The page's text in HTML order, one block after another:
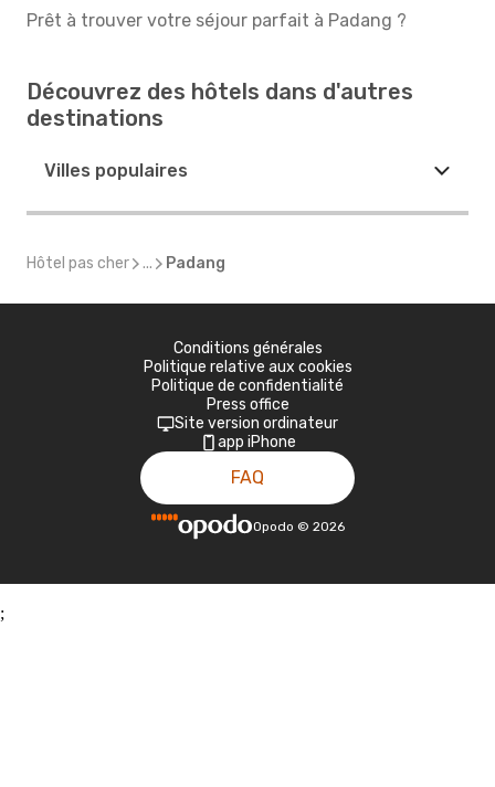
Prêt à trouver votre séjour parfait à Padang ?
Découvrez des hôtels dans d'autres
destinations
Villes populaires
Hôtel pas cher ... Padang
Conditions générales
Politique relative aux cookies
Politique de confidentialité
Press office
Site version ordinateur
app iPhone
FAQ
Opodo © 2026
;